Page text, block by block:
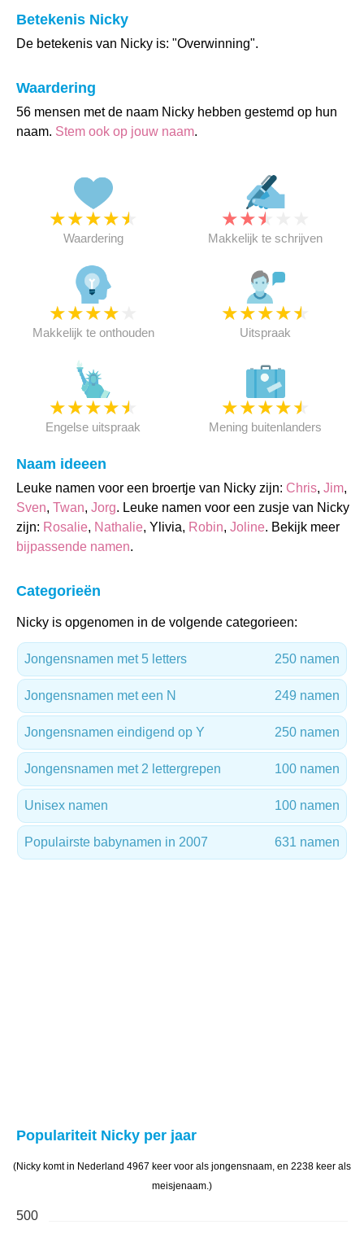
Betekenis Nicky
De betekenis van Nicky is: "Overwinning".
Waardering
56 mensen met de naam Nicky hebben gestemd op hun
naam. Stem ook op jouw naam.
★★★★★
Waardering
★★★
Makkelijk te schrijven
★★★★
Makkelijk te onthouden
★★★★★
Uitspraak
★★★★★
Engelse uitspraak
★★★★★
Mening buitenlanders
Naam ideeen
Leuke namen voor een broertje van Nicky zijn: Chris, Jim,
Sven, Twan, Jorg. Leuke namen voor een zusje van Nicky
zijn: Rosalie, Nathalie, Ylivia, Robin, Joline. Bekijk meer
bijpassende namen.
Categorieën
Nicky is opgenomen in de volgende categorieen:
Jongensnamen met 5 letters 250 namen
Jongensnamen met een N 249 namen
Jongensnamen eindigend op Y 250 namen
Jongensnamen met 2 lettergrepen 100 namen
Unisex namen 100 namen
Populairste babynamen in 2007 631 namen
Populariteit Nicky per jaar
(Nicky komt in Nederland 4967 keer voor als jongensnaam, en 2238 keer als
meisjenaam.)
500